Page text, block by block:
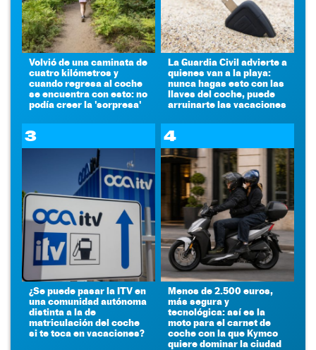
Volvió de una caminata de
cuatro kilómetros y
cuando regresa al coche
se encuentra con esto: no
podía creer la 'sorpresa'
La Guardia Civil advierte a
quienes van a la playa:
nunca hagas esto con las
llaves del coche, puede
arruinarte las vacaciones
3
¿Se puede pasar la ITV en
una comunidad autónoma
distinta a la de
matriculación del coche
si te toca en vacaciones?
4
Menos de 2.500 euros,
más segura y
tecnológica: así es la
moto para el carnet de
coche con la que Kymco
quiere dominar la ciudad